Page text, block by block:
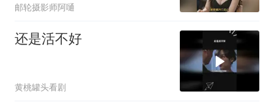
邮轮摄影师阿嗵
还是活不好
黄桃罐头看剧